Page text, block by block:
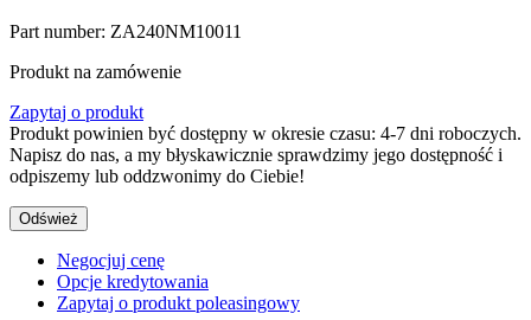
Part number: ZA240NM10011
Produkt na zamówenie
Zapytaj o produkt
Produkt powinien być dostępny w okresie czasu: 4-7 dni roboczych.
Napisz do nas, a my błyskawicznie sprawdzimy jego dostępność i
odpiszemy lub oddzwonimy do Ciebie!
Negocjuj cenę
Opcje kredytowania
Zapytaj o produkt poleasingowy